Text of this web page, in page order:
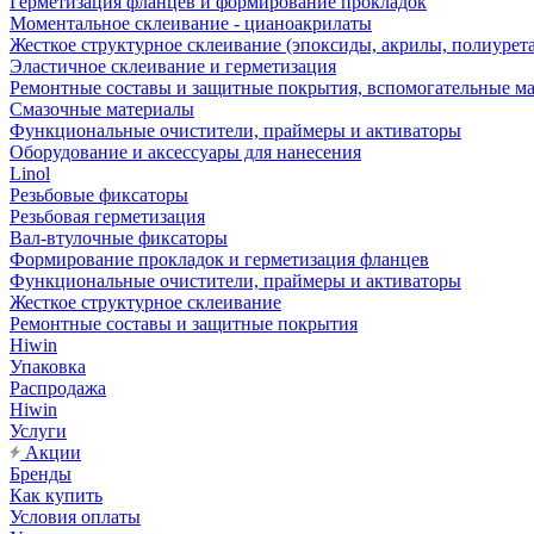
Моментальное склеивание - цианоакрилаты
Жесткое структурное склеивание (эпоксиды, акрилы,
Эластичное склеивание и герметизация
Ремонтные составы и защитные покрытия, вспомогательные
Смазочные материалы
Функциональные очистители, праймеры и активаторы
Оборудование и аксессуары для нанесения
Linol
Резьбовые фиксаторы
Резьбовая герметизация
Вал-втулочные фиксаторы
Формирование прокладок и герметизация фланцев
Функциональные очистители, праймеры и активаторы
Жесткое структурное склеивание
Ремонтные составы и защитные покрытия
Hiwin
Упаковка
Распродажа
Hiwin
Услуги
Акции
Бренды
Как купить
Условия оплаты